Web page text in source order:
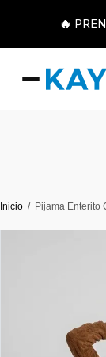
🔥
Inicio Pijama Enterito